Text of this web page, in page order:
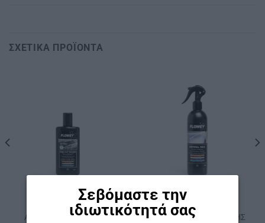
Σεβόμαστε την
ιδιωτικότητά σας
ΣΧΕΤΙΚΆ ΠΡΟΪΌΝΤΑ
ΚΩΔ: 3.4
ΠΕΡΙΠΟΊΗΣΗ ΑΥΤΟΚΙΝΉΤΟΥ
ΑΛΟΙΦΗ ΓΥΑΛΙΣΜΑΤΟΣ
ΚΩΔ: 3.5
ΠΕΡΙΠΟΊΗΣΗ ΑΥΤΟΚΙΝΉΤΟΥ
ΚΕΡΙ ΚΡΥΣΤΑΛΟΠΟΙΗΣΗΣ